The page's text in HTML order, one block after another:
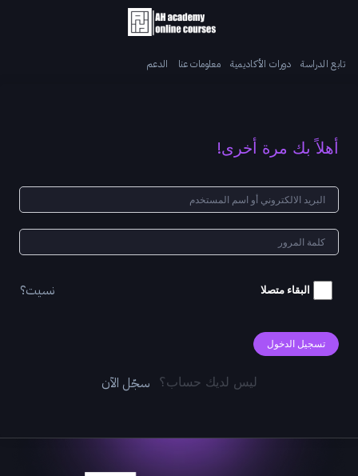
تابع الدراسة دورات الأكاديمية معلومات عنا الدعم
أهلاً بك مرة أخرى!
البقاء متصلا نسيت؟
تسجيل الدخول
ليس لديك حساب؟ سجّل الآن